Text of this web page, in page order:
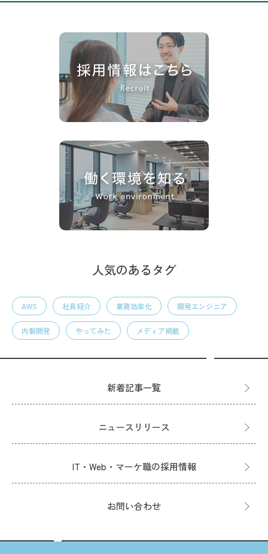
人気のあるタグ
AWS 社員紹介 業務効率化 開発エンジニア
内製開発 やってみた メディア掲載
新着記事一覧
ニュースリリース
IT・Web・マーケ職の採用情報
お問い合わせ